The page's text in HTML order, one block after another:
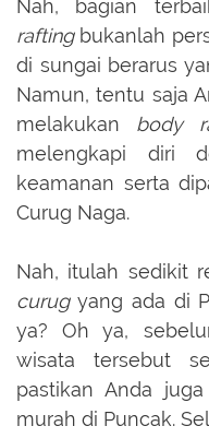
Nah, bagian
rafting bukanlah
di sungai berarus
Namun, tentu saja
melakukan body
melengkapi diri
keamanan serta
Curug Naga.
Nah, itulah sedikit
curugyang ada di
ya? Oh ya,
wisata tersebut
pastikan Anda
murah di Puncak.